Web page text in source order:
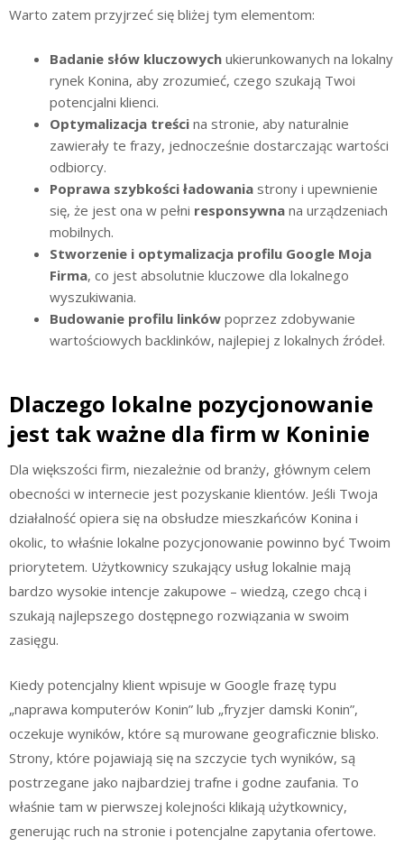
Warto zatem przyjrzeć się bliżej tym elementom:
Badanie słów kluczowych ukierunkowanych na lokalny
rynek Konina, aby zrozumieć, czego szukają Twoi
potencjalni klienci.
Optymalizacja treści na stronie, aby naturalnie
zawierały te frazy, jednocześnie dostarczając wartości
odbiorcy.
Poprawa szybkości ładowania strony i upewnienie
się, że jest ona w pełni responsywna na urządzeniach
mobilnych.
Stworzenie i optymalizacja profilu Google Moja
Firma, co jest absolutnie kluczowe dla lokalnego
wyszukiwania.
Budowanie profilu linków poprzez zdobywanie
wartościowych backlinków, najlepiej z lokalnych źródeł.
Dlaczego lokalne pozycjonowanie
jest tak ważne dla firm w Koninie
Dla większości firm, niezależnie od branży, głównym celem
obecności w internecie jest pozyskanie klientów. Jeśli Twoja
działalność opiera się na obsłudze mieszkańców Konina i
okolic, to właśnie lokalne pozycjonowanie powinno być Twoim
priorytetem. Użytkownicy szukający usług lokalnie mają
bardzo wysokie intencje zakupowe – wiedzą, czego chcą i
szukają najlepszego dostępnego rozwiązania w swoim
zasięgu.
Kiedy potencjalny klient wpisuje w Google frazę typu
„naprawa komputerów Konin” lub „fryzjer damski Konin”,
oczekuje wyników, które są murowane geograficznie blisko.
Strony, które pojawiają się na szczycie tych wyników, są
postrzegane jako najbardziej trafne i godne zaufania. To
właśnie tam w pierwszej kolejności klikają użytkownicy,
generując ruch na stronie i potencjalne zapytania ofertowe.